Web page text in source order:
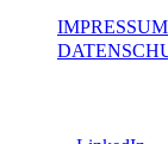
IMPRESSUM